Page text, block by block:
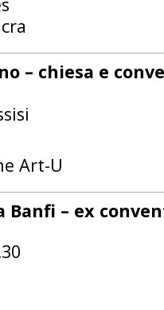
– chiesa e
Art-U
Banfi – ex